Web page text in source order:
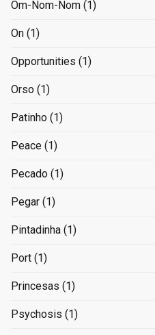
Om-Nom-Nom (1)
On (1)
Opportunities (1)
Orso (1)
Patinho (1)
Peace (1)
Pecado (1)
Pegar (1)
Pintadinha (1)
Port (1)
Princesas (1)
Psychosis (1)